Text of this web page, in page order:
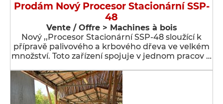
Prodám Nový Procesor Stacionární SSP-
48
Vente / Offre > Machines à bois
Nový ,,Procesor Stacionární SSP-48 sloužící k
přípravě palivového a krbového dřeva ve velkém
množství. Toto zařízení spojuje v jednom pracov …